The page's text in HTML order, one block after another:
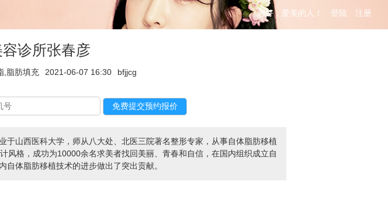
您好，爱美的人！ 登陆 注册
诊所张春彦
,脂肪填充 2021-06-07 16:30 bfjjcg
山西医科大学，师从八大处、北医三院著名整形专家，从事自体脂肪移植
风格，成功为10000余名求美者找回美丽、青春和自信，在国内组织成立自
体脂肪移植技术的进步做出了突出贡献。